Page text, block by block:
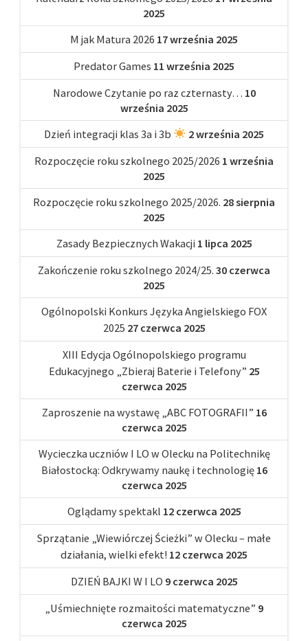
2025
M jak Matura 2026 17 września 2025
Predator Games 11 września 2025
Narodowe Czytanie po raz czternasty… 10
września 2025
Dzień integracji klas 3a i 3b
2 września 2025
Rozpoczęcie roku szkolnego 2025/2026 1 września
2025
Rozpoczęcie roku szkolnego 2025/2026. 28 sierpnia
2025
Zasady Bezpiecznych Wakacji 1 lipca 2025
Zakończenie roku szkolnego 2024/25. 30 czerwca
2025
Ogólnopolski Konkurs Języka Angielskiego FOX
2025 27 czerwca 2025
XIII Edycja Ogólnopolskiego programu
Edukacyjnego „Zbieraj Baterie i Telefony” 25
czerwca 2025
Zaproszenie na wystawę „ABC FOTOGRAFII” 16
czerwca 2025
Wycieczka uczniów I LO w Olecku na Politechnikę
Białostocką: Odkrywamy naukę i technologię 16
czerwca 2025
Oglądamy spektakl 12 czerwca 2025
Sprzątanie „Wiewiórczej Ścieżki” w Olecku – małe
działania, wielki efekt! 12 czerwca 2025
DZIEŃ BAJKI W I LO 9 czerwca 2025
„Uśmiechnięte rozmaitości matematyczne” 9
czerwca 2025